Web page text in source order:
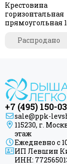
Крестовина
горизонтальная
прямоугольная
Распродано
+7 (495) 150-
sale@ppk-
115230, г.
этаж
Ежедневно с
ИП Левшин
ИНН: